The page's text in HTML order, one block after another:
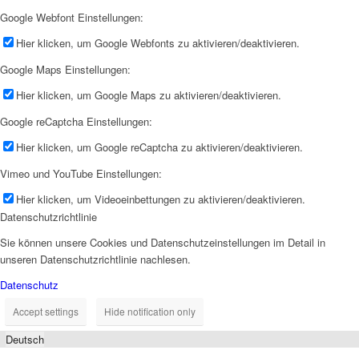
Google Webfont Einstellungen:
Hier klicken, um Google Webfonts zu aktivieren/deaktivieren.
Google Maps Einstellungen:
Hier klicken, um Google Maps zu aktivieren/deaktivieren.
Google reCaptcha Einstellungen:
Hier klicken, um Google reCaptcha zu aktivieren/deaktivieren.
Vimeo und YouTube Einstellungen:
Hier klicken, um Videoeinbettungen zu aktivieren/deaktivieren.
Datenschutzrichtlinie
Sie können unsere Cookies und Datenschutzeinstellungen im Detail in
unseren Datenschutzrichtlinie nachlesen.
Datenschutz
Accept settings Hide notification only
Deutsch